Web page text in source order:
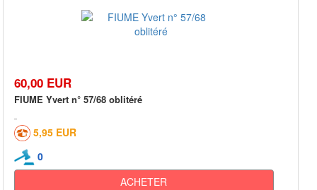
60,00 EUR
FIUME Yvert n° 57/68 oblitéré
5,95 EUR
0
ACHETER